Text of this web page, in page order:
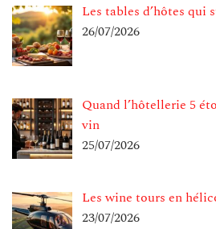
Les tables d’hôtes qui
26/07/2026
Quand l’hôtellerie 5
vin
25/07/2026
Les wine tours en
23/07/2026